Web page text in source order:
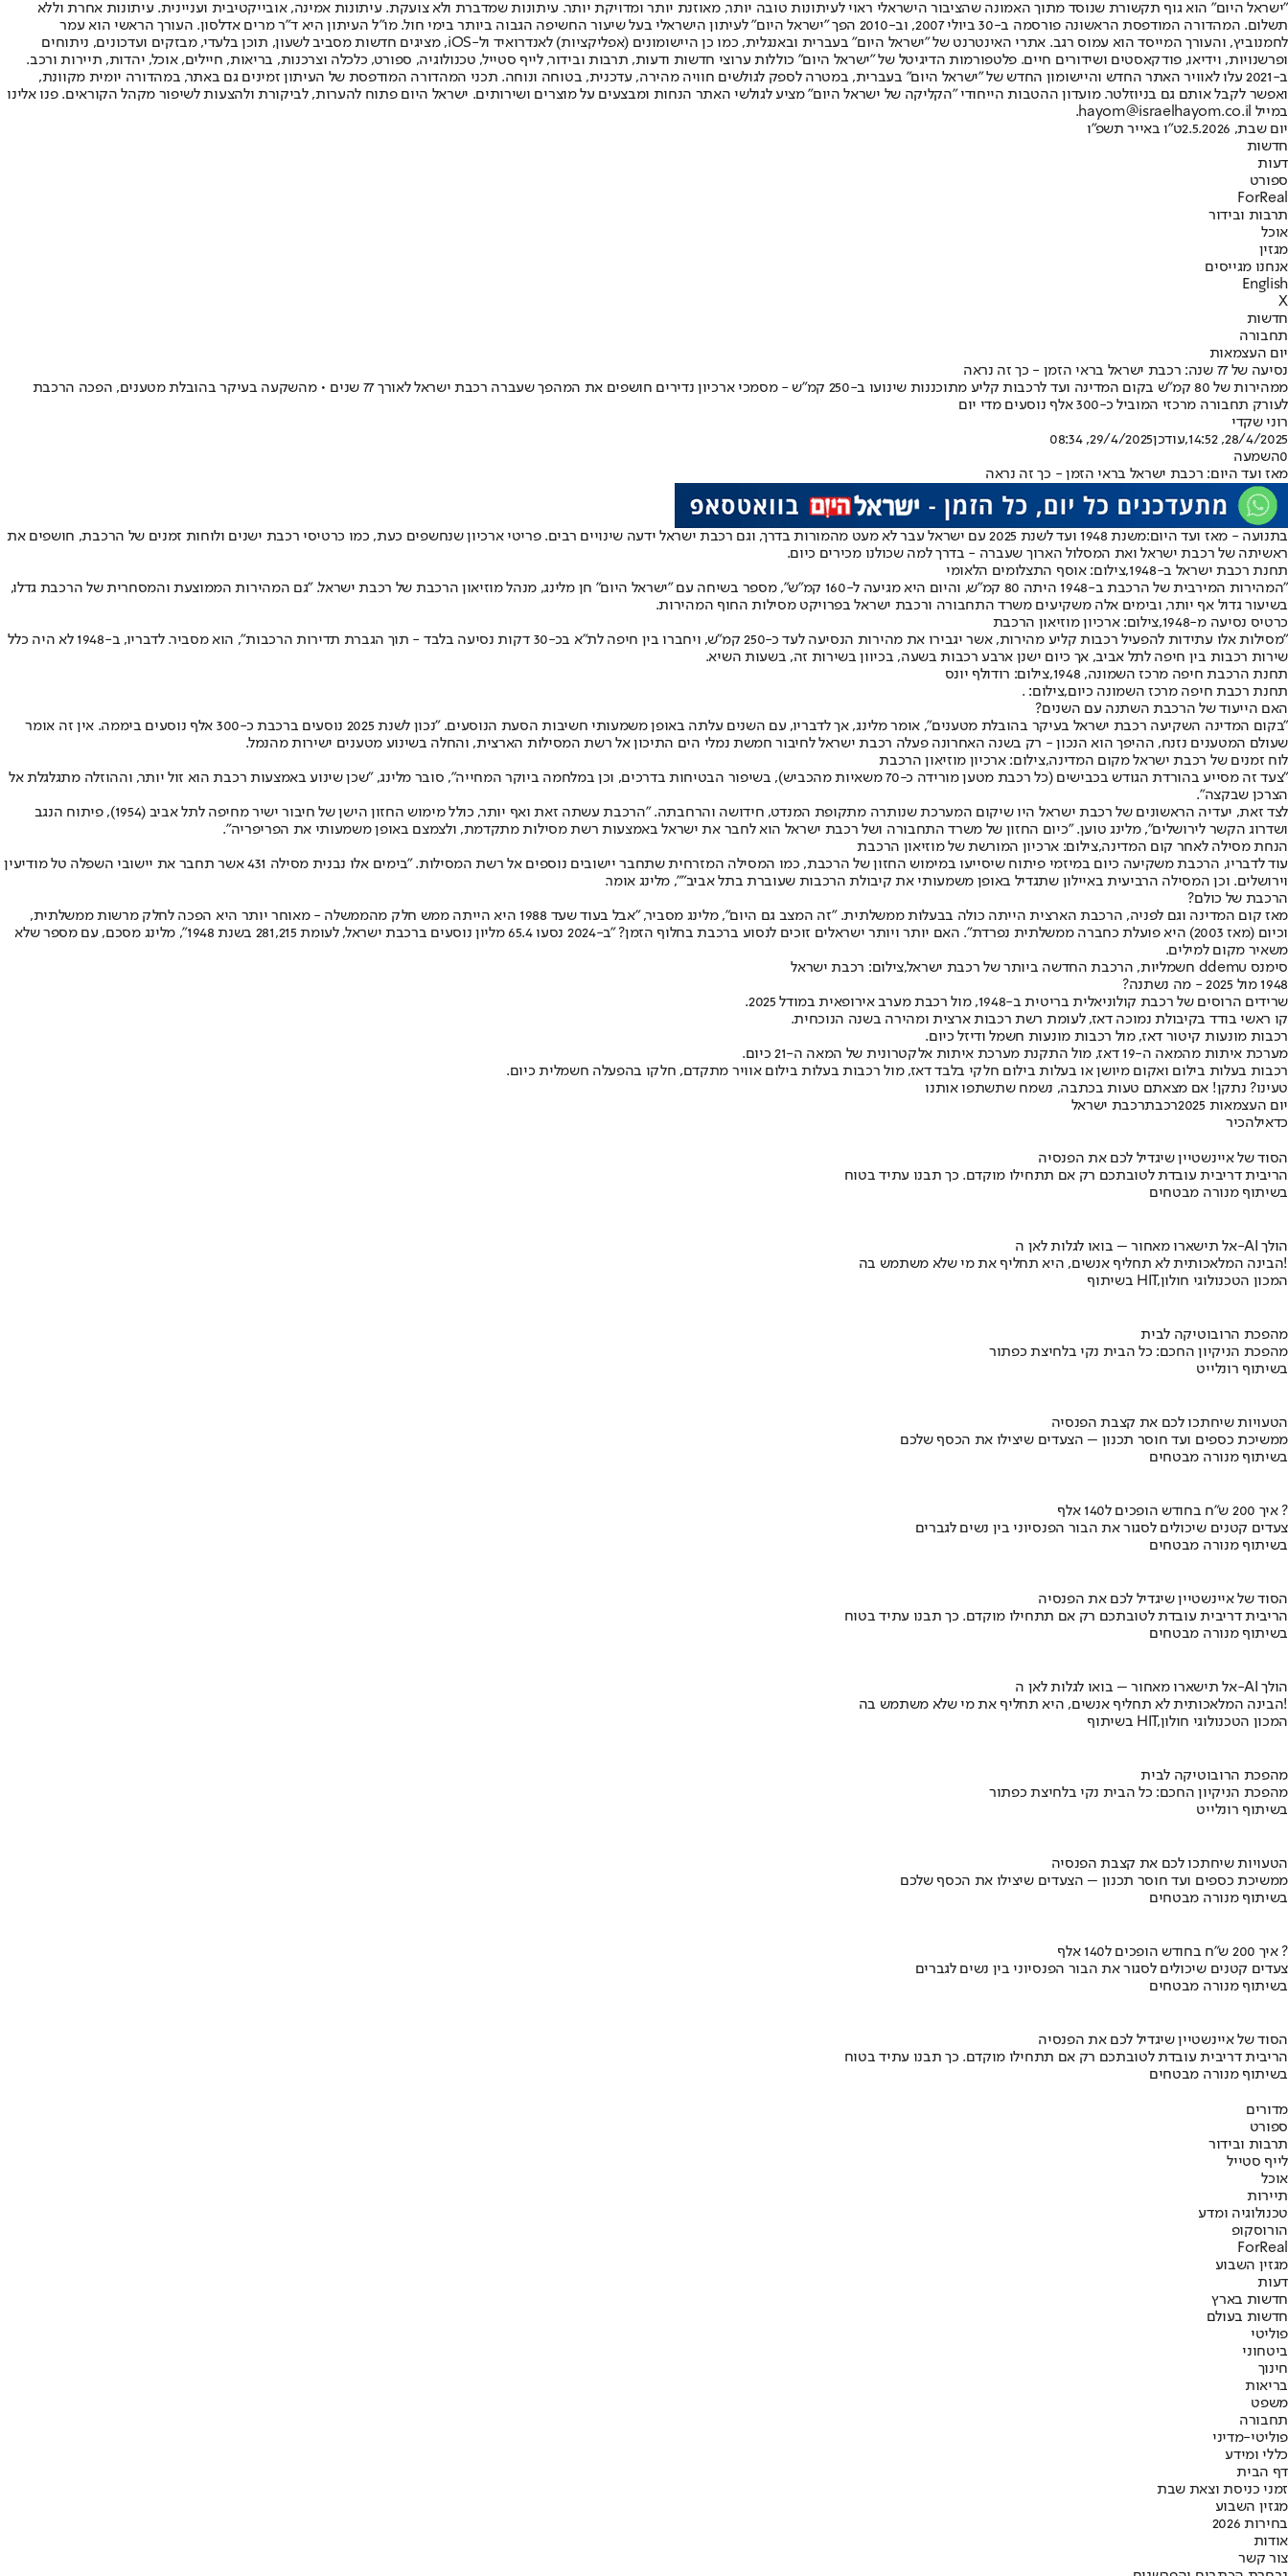
"ישראל היום" הוא גוף תקשורת שנוסד מתוך האמונה שהציבור הישראלי ראוי לעיתונות טובה יותר, מאוזנת יותר ומדויקת יותר. עיתונות שמדברת ולא צועקת. עיתונות אמינה, אובייקטיבית ועניינית. עיתונות אחרת וללא
תשלום. המהדורה המודפסת הראשונה פורסמה ב-30 ביולי 2007, וב-2010 הפך "ישראל היום" לעיתון הישראלי בעל שיעור החשיפה הגבוה ביותר בימי חול. מו"ל העיתון היא ד"ר מרים אדלסון. העורך הראשי הוא עמר
לחמנוביץ, והעורך המייסד הוא עמוס רגב. אתרי האינטרנט של "ישראל היום" בעברית ובאנגלית, כמו כן היישומונים (אפליקציות) לאנדרואיד ול-iOS, מציגים חדשות מסביב לשעון, תוכן בלעדי, מבזקים ועדכונים, ניתוחים
ופרשנויות, וידיאו, פודקאסטים ושידורים חיים. פלטפורמות הדיגיטל של "ישראל היום" כוללות ערוצי חדשות ודעות, תרבות ובידור, לייף סטייל, טכנולוגיה, ספורט, כלכלה וצרכנות, בריאות, חיילים, אוכל, יהדות, תיירות ורכב.
ב-2021 עלו לאוויר האתר החדש והיישומון החדש של "ישראל היום" בעברית, במטרה לספק לגולשים חוויה מהירה, עדכנית, בטוחה ונוחה. תכני המהדורה המודפסת של העיתון זמינים גם באתר, במהדורה יומית מקוונת,
ואפשר לקבל אותם גם בניוזלטר. מועדון ההטבות הייחודי "הקליקה של ישראל היום" מציע לגולשי האתר הנחות ומבצעים על מוצרים ושירותים. ישראל היום פתוח להערות, לביקורת ולהצעות לשיפור מקהל הקוראים. פנו אלינו
במייל hayom@israelhayom.co.il.
יום שבת, 2.5.2026
ט"ו באייר תשפ"ו
חדשות
דעות
ספורט
ForReal
תרבות ובידור
אוכל
מגזין
אנחנו מגייסים
English
X
חדשות
תחבורה
יום העצמאות
נסיעה של 77 שנה: רכבת ישראל בראי הזמן - כך זה נראה
ממהירות של 80 קמ"ש בקום המדינה ועד לרכבות קליע מתוכננות שינועו ב-250 קמ"ש - מסמכי ארכיון נדירים חושפים את המהפך שעברה רכבת ישראל לאורך 77 שנים • מהשקעה בעיקר בהובלת מטענים, הפכה הרכבת
לעורק תחבורה מרכזי המוביל כ-300 אלף נוסעים מדי יום
רוני שקדי
28/4/2025, 14:52
,עודכן29/4/2025, 08:34
0השמעה
מאז ועד היום: רכבת ישראל בראי הזמן - כך זה נראה
בתנועה - מאז ועד היום:
משנת 1948 ועד לשנת 2025 עם ישראל עבר לא מעט מהמורות בדרך, וגם רכבת ישראל ידעה שינויים רבים. פריטי ארכיון שנחשפים כעת, כמו כרטיסי רכבת ישנים ולוחות זמנים של הרכבת, חושפים את
ראשיתה של רכבת ישראל ואת המסלול הארוך שעברה - בדרך למה שכולנו מכירים כיום.
תחנת רכבת ישראל ב-1948,צילום: אוסף התצלומים הלאומי
"המהירות המירבית של הרכבת ב-1948 היתה 80 קמ"ש, והיום היא מגיעה ל-160 קמ"ש", מספר בשיחה עם "ישראל היום" חן מלינג, מנהל מוזיאון הרכבת של רכבת ישראל. "גם המהירות הממוצעת והמסחרית של הרכבת גדלו,
בשיעור גדול אף יותר, ובימים אלה משקיעים משרד התחבורה ורכבת ישראל בפרויקט מסילות החוף המהירות.
כרטיס נסיעה מ-1948,צילום: ארכיון מוזיאון הרכבת
"מסילות אלו עתידות להפעיל רכבות קליע מהירות, אשר יגבירו את מהירות הנסיעה לעד כ-250 קמ"ש, ויחברו בין חיפה לת"א בכ-30 דקות נסיעה בלבד - תוך הגברת תדירות הרכבות", הוא מסביר. לדבריו, ב-1948 לא היה כלל
שירות רכבות בין חיפה לתל אביב, אך כיום ישנן ארבע רכבות בשעה, בכיוון בשירות זה, בשעות השיא.
תחנת הרכבת חיפה מרכז השמונה, 1948,צילום: רודולף יונס
תחנת רכבת חיפה מרכז השמונה כיום,צילום: .
האם הייעוד של הרכבת השתנה עם השנים?
"בקום המדינה השקיעה רכבת ישראל בעיקר בהובלת מטענים", אומר מלינג, אך לדבריו, עם השנים עלתה באופן משמעותי חשיבות הסעת הנוסעים. "נכון לשנת 2025 נוסעים ברכבת כ-300 אלף נוסעים ביממה. אין זה אומר
שעולם המטענים נזנח, ההיפך הוא הנכון - רק בשנה האחרונה פעלה רכבת ישראל לחיבור חמשת נמלי הים התיכון אל רשת המסילות הארצית, והחלה בשינוע מטענים ישירות מהנמל.
לוח זמנים של רכבת ישראל מקום המדינה,צילום: ארכיון מוזיאון הרכבת
"צעד זה מסייע בהורדת הגודש בכבישים (כל רכבת מטען מורידה כ-70 משאיות מהכביש), בשיפור הבטיחות בדרכים, וכן במלחמה ביוקר המחייה", סובר מלינג, "שכן שינוע באמצעות רכבת הוא זול יותר, וההוזלה מתגלגלת אל
הצרכן שבקצה".
לצד זאת, יעדיה הראשונים של רכבת ישראל היו שיקום המערכת שנותרה מתקופת המנדט, חידושה והרחבתה. "הרכבת עשתה זאת ואף יותר, כולל מימוש החזון הישן של חיבור ישיר מחיפה לתל אביב (1954), פיתוח הנגב
ושדרוג הקשר לירושלים", מלינג טוען. "כיום החזון של משרד התחבורה ושל רכבת ישראל הוא לחבר את ישראל באמצעות רשת מסילות מתקדמת, ולצמצם באופן משמעותי את הפריפריה".
הנחת מסילה לאחר קום המדינה,צילום: ארכיון המורשת של מוזיאון הרכבת
עוד לדבריו, הרכבת משקיעה כיום במיזמי פיתוח שיסייעו במימוש החזון של הרכבת, כמו המסילה המזרחית שתחבר יישובים נוספים אל רשת המסילות. "בימים אלו נבנית מסילה 431 אשר תחבר את יישובי השפלה טל מודיעין
וירושלים. וכן המסילה הרביעית באיילון שתגדיל באופן משמעותי את קיבולת הרכבות שעוברת בתל אביב"", מלינג אומר.
הרכבת של כולם?
מאז קום המדינה וגם לפניה, הרכבת הארצית הייתה כולה בבעלות ממשלתית. "זה המצב גם היום", מלינג מסביר, "אבל בעוד שעד 1988 היא הייתה ממש חלק מהממשלה - מאוחר יותר היא הפכה לחלק מרשות ממשלתית,
וכיום (מאז 2003) היא פועלת כחברה ממשלתית נפרדת". האם יותר ויותר ישראלים זוכים לנסוע ברכבת בחלוף הזמן? "ב-2024 נסעו 65.4 מליון נוסעים ברכבת ישראל, לעומת 281,215 בשנת 1948", מלינג מסכם, עם מספר שלא
משאיר מקום למילים.
סימנס ddemu חשמליות, הרכבת החדשה ביותר של רכבת ישראל,צילום: רכבת ישראל
1948 מול 2025 - מה נשתנה?
שרידים הרוסים של רכבת קולוניאלית בריטית ב-1948, מול רכבת מערב אירופאית במודל 2025.
קו ראשי בודד בקיבולת נמוכה דאז, לעומת רשת רכבות ארצית ומהירה בשנה הנוכחית.
רכבות מונעות קיטור דאז, מול רכבות מונעות חשמל ודיזל כיום.
מערכת איתות מהמאה ה-19 דאז, מול התקנת מערכת איתות אלקטרונית של המאה ה-21 כיום.
רכבות בעלות בילום ואקום מיושן או בעלות בילום חלקי בלבד דאז, מול רכבות בעלות בילום אוויר מתקדם, חלקו בהפעלה חשמלית כיום.
טעינו? נתקן! אם מצאתם טעות בכתבה, נשמח שתשתפו אותנו
יום העצמאות 2025
רכבתרכבת ישראל
כדאילהכיר
הסוד של איינשטיין שיגדיל לכם את הפנסיה
הריבית דריבית עובדת לטובתכם רק אם תתחילו מוקדם. כך תבנו עתיד בטוח
בשיתוף מנורה מבטחים
אל תישארו מאחור – בואו לגלות לאן ה-AI הולך
הבינה המלאכותית לא תחליף אנשים, היא תחליף את מי שלא משתמש בה!
בשיתוף HIT,המכון הטכנולוגי חולון
מהפכת הרובוטיקה לבית
מהפכת הניקיון החכם: כל הבית נקי בלחיצת כפתור
בשיתוף רונלייט
הטעויות שיחתכו לכם את קצבת הפנסיה
ממשיכת כספים ועד חוסר תכנון – הצעדים שיצילו את הכסף שלכם
בשיתוף מנורה מבטחים
איך 200 ש"ח בחודש הופכים ל140 אלף ?
צעדים קטנים שיכולים לסגור את הבור הפנסיוני בין נשים לגברים
בשיתוף מנורה מבטחים
הסוד של איינשטיין שיגדיל לכם את הפנסיה
הריבית דריבית עובדת לטובתכם רק אם תתחילו מוקדם. כך תבנו עתיד בטוח
בשיתוף מנורה מבטחים
אל תישארו מאחור – בואו לגלות לאן ה-AI הולך
הבינה המלאכותית לא תחליף אנשים, היא תחליף את מי שלא משתמש בה!
בשיתוף HIT,המכון הטכנולוגי חולון
מהפכת הרובוטיקה לבית
מהפכת הניקיון החכם: כל הבית נקי בלחיצת כפתור
בשיתוף רונלייט
הטעויות שיחתכו לכם את קצבת הפנסיה
ממשיכת כספים ועד חוסר תכנון – הצעדים שיצילו את הכסף שלכם
בשיתוף מנורה מבטחים
איך 200 ש"ח בחודש הופכים ל140 אלף ?
צעדים קטנים שיכולים לסגור את הבור הפנסיוני בין נשים לגברים
בשיתוף מנורה מבטחים
הסוד של איינשטיין שיגדיל לכם את הפנסיה
הריבית דריבית עובדת לטובתכם רק אם תתחילו מוקדם. כך תבנו עתיד בטוח
בשיתוף מנורה מבטחים
מדורים
ספורט
תרבות ובידור
לייף סטייל
אוכל
תיירות
טכנולוגיה ומדע
הורוסקופ
ForReal
מגזין השבוע
דעות
חדשות בארץ
חדשות בעולם
פוליטי
ביטחוני
חינוך
בריאות
משפט
תחבורה
פוליטי-מדיני
כללי ומידע
דף הבית
זמני כניסת וצאת שבת
מגזין השבוע
בחירות 2026
אודות
צור קשר